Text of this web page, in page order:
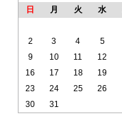
日
月 火 水
2
3 4 5
9
10 11 12
16
17 18 19
23
24 25 26
30
31